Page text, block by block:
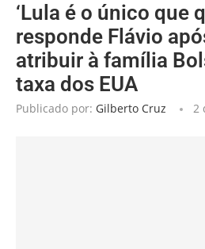
‘Lula é o único que
responde Flávio
atribuir à família
taxa dos EUA
Publicado por: Gilberto Cruz 2